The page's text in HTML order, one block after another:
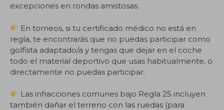
excepciones en rondas amistosas.
En torneos, si tu certificado médico no está en
regla, te encontrarás que no puedas participar como
golfista adaptado/a y tengas que dejar en el coche
todo el material deportivo que usas habitualmente, o
directamente no puedas participar.
Las infracciones comunes bajo Regla 25 incluyen
también dañar el terreno con las ruedas (para